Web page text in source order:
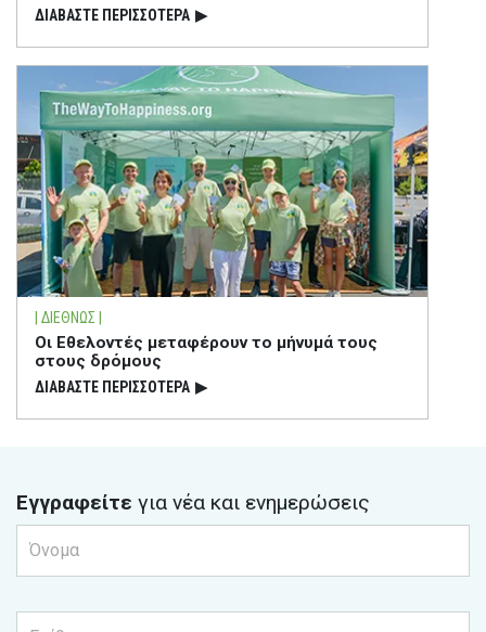
ΔΙΑΒΑΣΤΕ ΠΕΡΙΣΣΟΤΕΡΑ ▶
| ΔΙΕΘΝΩΣ |
Οι Εθελοντές μεταφέρουν το μήνυμά τους
στους δρόμους
ΔΙΑΒΑΣΤΕ ΠΕΡΙΣΣΟΤΕΡΑ ▶
Εγγραφείτε για νέα και ενημερώσεις